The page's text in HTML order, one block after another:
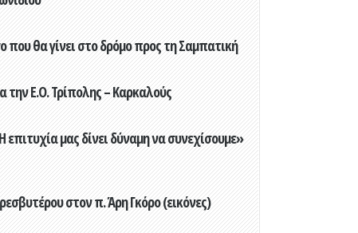
που θα γίνει στο δρόμο προς τη Σαμπατική
την Ε.Ο. Τρίπολης – Καρκαλούς
μας δίνει δύναμη να συνεχίσουμε»
στον π. Άρη Γκόρο (εικόνες)